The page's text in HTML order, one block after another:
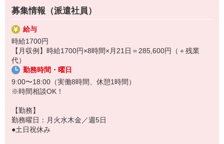
※不明点は気軽に聞ける環境です！その都度丁寧に教えてもらえる
ので安心★
募集情報（派遣社員）
給与
時給1700円
【月収例】時給1700円×8時間×月21日＝285,600円（＋残業
代）
勤務時間・曜日
9:00〜18:00（実働8時間、休憩1時間）
※時間相談OK！
【勤務】
勤務曜日：月火水木金／週5日
●土日祝休み